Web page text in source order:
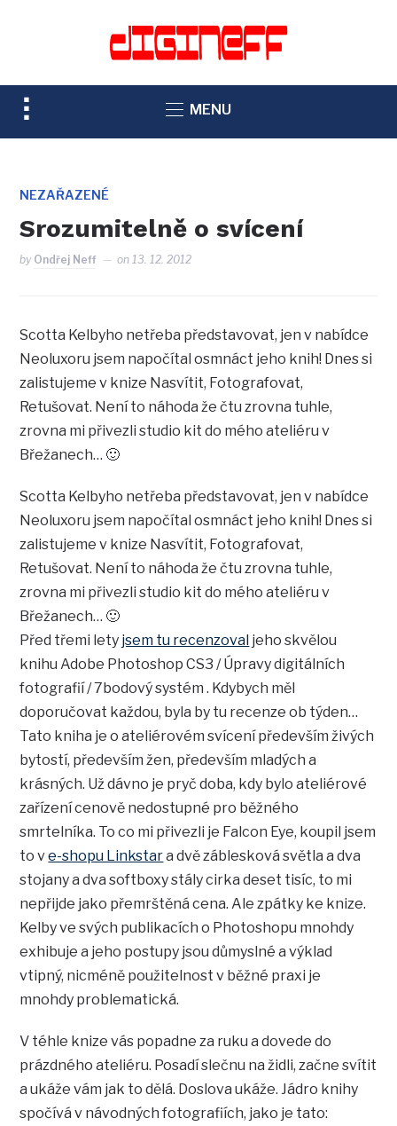
TOGGLE
SIDEBAR
NAVIGATION
MENU
NEZAŘAZENÉ
Srozumitelně o svícení
by Ondřej Neff on13. 12. 2012
Scotta Kelbyho netřeba představovat, jen v nabídce
Neoluxoru jsem napočítal osmnáct jeho knih! Dnes si
zalistujeme v knize Nasvítit, Fotografovat,
Retušovat. Není to náhoda že čtu zrovna tuhle,
zrovna mi přivezli studio kit do mého ateliéru v
Břežanech… 🙂
Scotta Kelbyho netřeba představovat, jen v nabídce
Neoluxoru jsem napočítal osmnáct jeho knih! Dnes si
zalistujeme v knize Nasvítit, Fotografovat,
Retušovat. Není to náhoda že čtu zrovna tuhle,
zrovna mi přivezli studio kit do mého ateliéru v
Břežanech… 🙂
Před třemi lety jsem tu recenzoval jeho skvělou
knihu Adobe Photoshop CS3 / Úpravy digitálních
fotografií / 7bodový systém . Kdybych měl
doporučovat každou, byla by tu recenze ob týden…
Tato kniha je o ateliérovém svícení především živých
bytostí, především žen, především mladých a
krásných. Už dávno je pryč doba, kdy bylo ateliérové
zařízení cenově nedostupné pro běžného
smrtelníka. To co mi přivezli je Falcon Eye, koupil jsem
to ve-shopu Linkstara dvě záblesková světla a dva
stojany a dva softboxy stály cirka deset tisíc, to mi
nepřijde jako přemrštěná cena. Ale zpátky ke knize.
Kelby ve svých publikacích o Photoshopu mnohdy
exhibuje a jeho postupy jsou důmyslné a výklad
vtipný, nicméně použitelnost v běžné praxi je
mnohdy problematická.
V téhle knize vás popadne za ruku a dovede do
prázdného ateliéru. Posadí slečnu na židli, začne svítit
a ukáže vám jak to dělá. Doslova ukáže. Jádro knihy
spočívá v návodných fotografiích, jako je tato: